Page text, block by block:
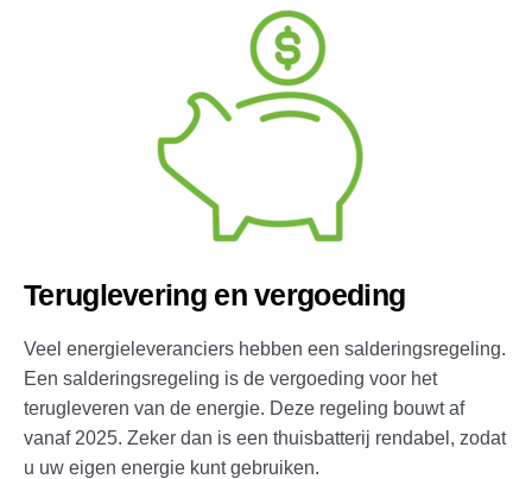
Teruglevering en vergoeding
Veel energieleveranciers hebben een salderingsregeling.
Een salderingsregeling is de vergoeding voor het
terugleveren van de energie. Deze regeling bouwt af
vanaf 2025. Zeker dan is een thuisbatterij rendabel, zodat
u uw eigen energie kunt gebruiken.